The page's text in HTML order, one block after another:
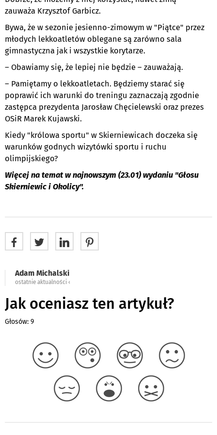
zauważa Krzysztof Garbicz.
Bywa, że w sezonie jesienno-zimowym w "Piątce" przez
młodych lekkoatletów oblegane są zarówno sala
gimnastyczna jak i wszystkie korytarze.
– Obawiamy się, że lepiej nie będzie – zauważają.
– Pamiętamy o lekkoatletach. Będziemy starać się
poprawić ich warunki do treningu zaznaczają zgodnie
zastępca prezydenta Jarosław Chęcielewski oraz prezes
OSiR Marek Kujawski.
Kiedy "królowa sportu" w Skierniewicach doczeka się
warunków godnych wizytówki sportu i ruchu
olimpijskiego?
Więcej na temat w najnowszym (23.01) wydaniu "Głosu
Skierniewic i Okolicy".
Adam Michalski
ostatnie aktualności ‹
Jak oceniasz ten artykuł?
Głosów: 9